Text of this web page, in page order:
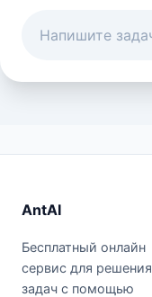
AntAI
Бесплатный онлайн
сервис для решения
задач с помощью